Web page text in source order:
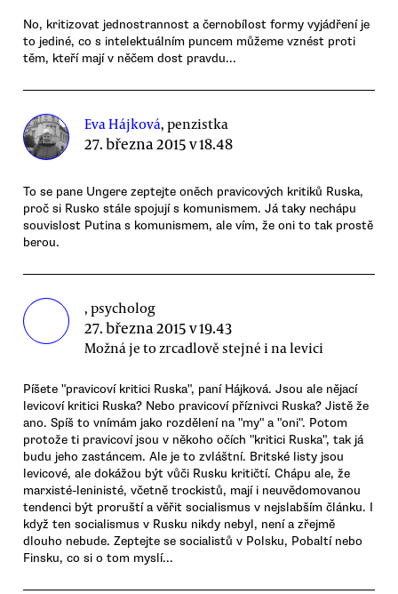
No, kritizovat jednostrannost a černobílost formy vyjádření je
to jediné, co s intelektuálním puncem můžeme vznést proti
těm, kteří mají v něčem dost pravdu...
Eva Hájková, penzistka
27. března 2015 v 18.48
To se pane Ungere zeptejte oněch pravicových kritiků Ruska,
proč si Rusko stále spojují s komunismem. Já taky nechápu
souvislost Putina s komunismem, ale vím, že oni to tak prostě
berou.
, psycholog
27. března 2015 v 19.43
Možná je to zrcadlově stejné i na levici
Píšete "pravicoví kritici Ruska", paní Hájková. Jsou ale nějací
levicoví kritici Ruska? Nebo pravicoví příznivci Ruska? Jistě že
ano. Spíš to vnímám jako rozdělení na "my" a "oni". Potom
protože ti pravicoví jsou v někoho očích "kritici Ruska", tak já
budu jeho zastáncem. Ale je to zvláštní. Britské listy jsou
levicové, ale dokážou být vůči Rusku kritičtí. Chápu ale, že
marxisté-leninisté, včetně trockistů, mají i neuvědomovanou
tendenci být proruští a věřit socialismus v nejslabším článku. I
když ten socialismus v Rusku nikdy nebyl, není a zřejmě
dlouho nebude. Zeptejte se socialistů v Polsku, Pobaltí nebo
Finsku, co si o tom myslí...